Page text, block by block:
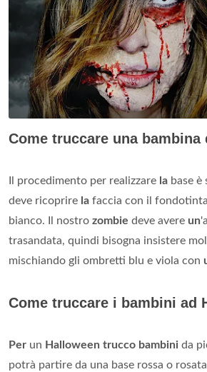
Come truccare una bambina
Il procedimento per realizzare la base è
deve ricoprire la faccia con il
bianco. Il nostro zombie deve avere un
trasandata, quindi bisogna insistere
mischiando gli ombretti blu e viola con
Come truccare i bambini ad
Per un Halloween trucco bambini da
potrà partire da una base rossa o